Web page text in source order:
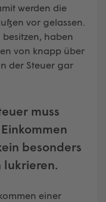
werden die
vor gelassen.
haben
von knapp über
der Steuer gar
muss
besonders
lukrieren.
einer